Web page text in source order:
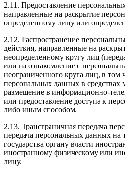
2.11. Предоставление
направленные на раскрытие
определенному лицу или
2.12. Распространение
действия, направленные на
неопределенному кругу лиц
или на ознакомление с
неограниченного круга лиц, в том
персональных данных в
размещение в информационно-
или предоставление доступа к
либо иным способом.
2.13. Трансграничная передача
передача персональных данных на
государства органу власти
иностранному физическому или
лицу.